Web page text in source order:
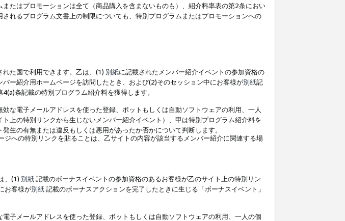
たはプロモーションは全て（商品購入を含まないものも）、紹介料率表の第2条におい
れるプログラム文書上の制限についても、特別プログラムまたはプロモーションへの
た国で利用できます。乙は、(1) 別紙に記載されたメンバー紹介イベントの参加資格の
ー紹介用ホームページを訪問したとき、および(2)そのセッション中にお客様が別紙記
4(a)条記載の特別プログラム紹介料を獲得します。
な電子メールアドレスを使った登録、ボットもしくは自動ソフトウェアの利用、一人
上の特別リンクから生じないメンバー紹介イベント）、甲は特別プログラム紹介料を
生の有無または違反もしくは悪用があったか否かについて判断します。
ジへの特別リンクを貼ることは、乙サイトの内容が該当するメンバー紹介に関連する場
、(1) 別紙記載のボーナスイベントの参加資格のあるお客様が乙のサイト上の特別リン
お客様が別紙記載のボーナスアクションを完了したときに生じる「ボーナスイベント」
子メールアドレスを使った登録、ボットもしくは自動ソフトウェアの利用、一人の個